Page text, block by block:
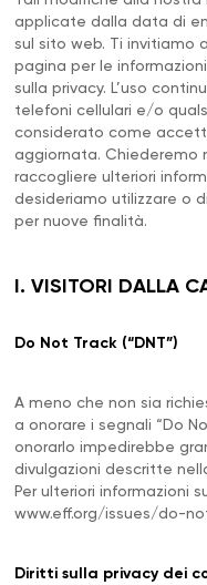
applicate dalla data di
sul sito web. Ti invitiamo
pagina per le
sulla privacy. L’uso
telefoni cellulari e/o
considerato come
aggiornata. Chiederemo
raccogliere ulteriori
desideriamo utilizzare o
per nuove finalità.
I. VISITORI DALLA
Do Not Track (“DNT”)
A meno che non sia
a onorare i segnali “Do
onorarlo impedirebbe
divulgazioni descritte
Per ulteriori informazioni
www.eff.org/issues/do-
Diritti sulla privacy dei